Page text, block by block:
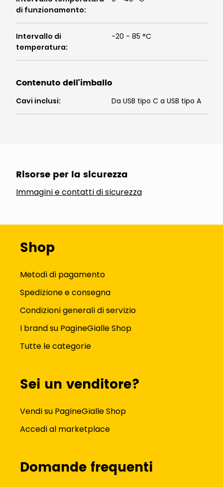
di funzionamento:
Intervallo di
temperatura:
-20 - 85 °C
Contenuto dell'imballo
Cavi inclusi: Da USB tipo C a USB tipo A
Risorse per la sicurezza
Immagini e contatti di sicurezza
Shop
Metodi di pagamento
Spedizione e consegna
Condizioni generali di servizio
I brand su PagineGialle Shop
Tutte le categorie
Sei un venditore?
Vendi su PagineGialle Shop
Accedi al marketplace
Domande frequenti